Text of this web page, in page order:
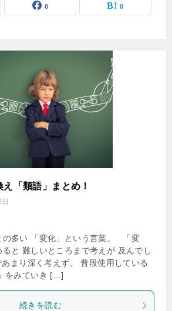
0 0
え「類語」まとめ！
の多い 「変化」という言葉。 「変
と 難しいところまで考えが 及んでし
まり深く考えず、 普段使用している
をみていき […]
続きを読む